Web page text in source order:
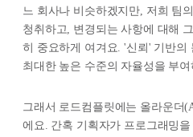
느 회사나 비슷하겠지만, 저희 팀
청취하고, 변경되는 사항에 대해
히 중요하게 여겨요. '신뢰' 기반의
최대한 높은 수준의 자율성을 부
그래서 로드컴플릿에는 올라운더
에요. 간혹 기획자가 프로그래밍